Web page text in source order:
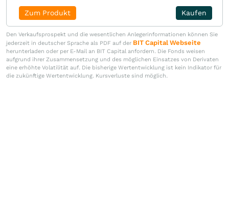
Kaufen
Zum Produkt
Den Verkaufsprospekt und die wesentlichen Anlegerinformationen können Sie
jederzeit in deutscher Sprache als PDF auf der BIT Capital Webseite
herunterladen oder per E-Mail an BIT Capital anfordern. Die Fonds weisen
aufgrund ihrer Zusammensetzung und des möglichen Einsatzes von Derivaten
eine erhöhte Volatilität auf. Die bisherige Wertentwicklung ist kein Indikator für
die zukünftige Wertentwicklung. Kursverluste sind möglich.